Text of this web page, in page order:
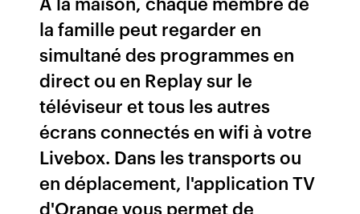
la famille peut regarder en
simultané des programmes en
direct ou en Replay sur le
téléviseur et tous les autres
écrans connectés en wifi à votre
Livebox. Dans les transports ou
en déplacement, l'application TV
d'Orange vous permet de